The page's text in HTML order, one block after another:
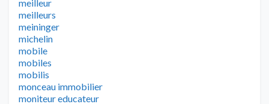
meilleur
meilleurs
meininger
michelin
mobile
mobiles
mobilis
monceau immobilier
moniteur educateur